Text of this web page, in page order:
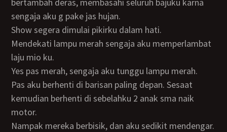
sengaja aku g pake jas hujan.
Show segera dimulai pikirku dalam hati.
Mendekati lampu merah sengaja aku memperlambat
laju mio ku.
Yes pas merah, sengaja aku tunggu lampu merah.
Pas aku berhenti di barisan paling depan. Sesaat
kemudian berhenti di sebelahku 2 anak sma naik
motor.
Nampak mereka berbisik, dan aku sedikit mendengar.